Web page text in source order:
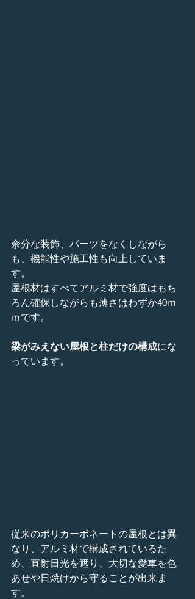
余分な装飾、パーツをなくしながら
も、機能性や施工性も向上していま
す。
屋根材はすべてアルミ材で強度はもち
ろん確保しながらも薄さはわずか40ｍ
ｍです。
梁がみえない屋根と柱だけの構成にな
っています。
従来のポリカーボネートの屋根とは異
なり、アルミ材で構成されているた
め、直射日光を遮り、大切な愛車を色
あせや日焼けから守ることが出来ま
す。